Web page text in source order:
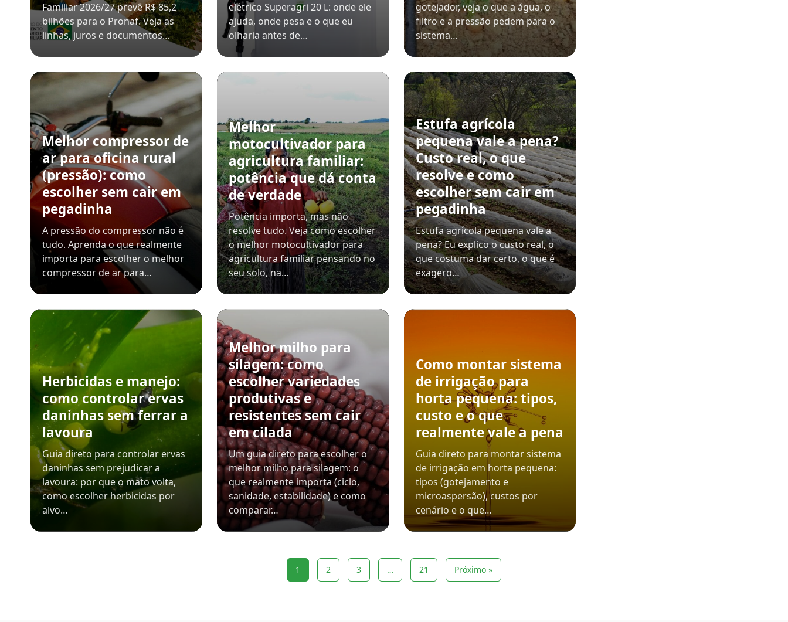
Familiar 2026/27 prevê R$ 85,2
bilhões para o Pronaf. Veja as
linhas, juros e documentos…
elétrico Superagri 20 L: onde ele
ajuda, onde pesa e o que eu
olharia antes de…
gotejador, veja o que a água, o
filtro e a pressão pedem para o
sistema…
Melhor compressor de
ar para oficina rural
(pressão): como
escolher sem cair em
pegadinha
A pressão do compressor não é
tudo. Aprenda o que realmente
importa para escolher o melhor
compressor de ar para…
Melhor
motocultivador para
agricultura familiar:
potência que dá conta
de verdade
Potência importa, mas não
resolve tudo. Veja como escolher
o melhor motocultivador para
agricultura familiar pensando no
seu solo, na…
Estufa agrícola
pequena vale a pena?
Custo real, o que
resolve e como
escolher sem cair em
pegadinha
Estufa agrícola pequena vale a
pena? Eu explico o custo real, o
que costuma dar certo, o que é
exagero…
Herbicidas e manejo:
como controlar ervas
daninhas sem ferrar a
lavoura
Guia direto para controlar ervas
daninhas sem prejudicar a
lavoura: por que o mato volta,
como escolher herbicidas por
alvo…
Melhor milho para
silagem: como
escolher variedades
produtivas e
resistentes sem cair
em cilada
Um guia direto para escolher o
melhor milho para silagem: o
que realmente importa (ciclo,
sanidade, estabilidade) e como
comparar…
Como montar sistema
de irrigação para
horta pequena: tipos,
custo e o que
realmente vale a pena
Guia direto para montar sistema
de irrigação em horta pequena:
tipos (gotejamento e
microaspersão), custos por
cenário e o que…
1 2 3 … 21 Próximo »